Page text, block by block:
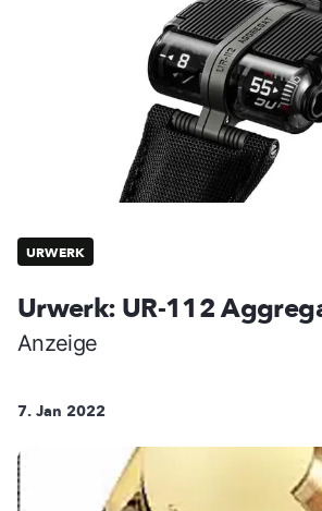
URWERK
Urwerk: UR-112
Anzeige
7. Jan 2022